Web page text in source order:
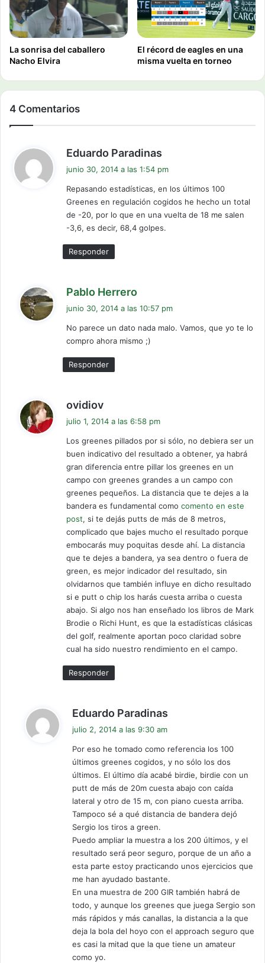
La sonrisa del caballero
Nacho Elvira
El récord de eagles en una
misma vuelta en torneo
4 Comentarios
Eduardo Paradinas
e
:
junio 30, 2014 a las 1:54 pm
Repasando estadísticas, en los últimos 100
Greenes en regulación cogidos he hecho un total
de -20, por lo que en una vuelta de 18 me salen
-3,6, es decir, 68,4 golpes.
Responder
Pablo Herrero
e
:
junio 30, 2014 a las 10:57 pm
No parece un dato nada malo. Vamos, que yo te lo
compro ahora mismo ;)
Responder
ovidiov
e
:
julio 1, 2014 a las 6:58 pm
Los greenes pillados por si sólo, no debiera ser un
buen indicativo del resultado a obtener, ya habrá
gran diferencia entre pillar los greenes en un
campo con greenes grandes a un campo con
greenes pequeños. La distancia que te dejes a la
bandera es fundamental como comento en este
post, si te dejás putts de más de 8 metros,
complicado que bajes mucho el resultado porque
embocarás muy poquitas desde ahí. La distancia
que te dejes a bandera, ya sea dentro o fuera de
green, es mejor indicador del resultado, sin
olvidarnos que también influye en dicho resultado
si e putt o chip los harás cuesta arriba o cuesta
abajo. Si algo nos han enseñado los libros de Mark
Brodie o Richi Hunt, es que la estadísticas clásicas
del golf, realmente aportan poco claridad sobre
cual ha sido nuestro rendimiento en el campo.
Responder
Eduardo Paradinas
e
:
julio 2, 2014 a las 9:30 am
Por eso he tomado como referencia los 100
últimos greenes cogidos, y no sólo los dos
últimos. El último día acabé birdie, birdie con un
putt de más de 20m cuesta abajo con caída
lateral y otro de 15 m, con piano cuesta arriba.
Tampoco sé a qué distancia de bandera dejó
Sergio los tiros a green.
Puedo ampliar la muestra a los 200 últimos, y el
resultado será peor seguro, porque de un año a
esta parte estoy practicando unos ejercicios que
me han ayudado bastante.
En una muestra de 200 GIR también habrá de
todo, y aunque los greenes que juega Sergio son
más rápidos y más canallas, la distancia a la que
deja la bola del hoyo con el approach seguro que
es casi la mitad que la que tiene un amateur
como yo.